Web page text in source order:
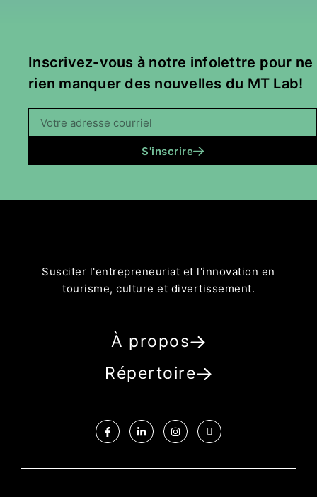
Inscrivez-vous à notre infolettre pour ne
rien manquer des nouvelles du MT Lab!
S'inscrire
Susciter l'entrepreneuriat et l'innovation en
tourisme, culture et divertissement.
À propos
Répertoire